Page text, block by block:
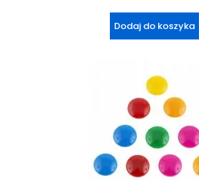
Dodaj do koszyka